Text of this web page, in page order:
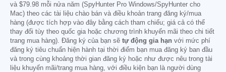
và $79.98 mỗi nửa năm (SpyHunter Pro Windows/SpyHunter cho
Mac) theo các tài liệu chào bán và điều khoản trang đăng ký/mua
hàng (được tích hợp vào đây bằng cách tham chiếu; giá cả có thể
thay đổi tùy theo quốc gia hoặc chương trình khuyến mãi theo chi tiết
trang mua hàng). Đăng ký của bạn sẽ tự động gia hạn với mức phí
đăng ký tiêu chuẩn hiện hành tại thời điểm bạn mua đăng ký ban đầu
và trong cùng khoảng thời gian đăng ký hoặc như được nêu trong tài
liệu khuyến mãi/trang mua hàng, với điều kiện bạn là người dùng